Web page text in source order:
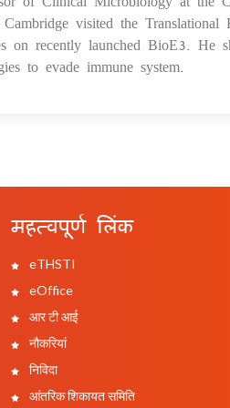
visited the Translational
recently launched BioE3. He
to evade immune system.
महत्वपूर्ण लिंक
eTHSTI
eOffice
आर टी आई
नौकरियां
निविदा
आंतरिक शिकायत समिति